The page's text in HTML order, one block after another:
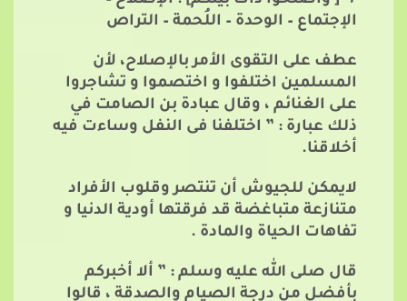
الإجتماع – الوحدة – اللُحمة – التراص
عطف على التقوى الأمر بالإصلاح، لأن
المسلمين اختلفوا و اختصموا و تشاجروا
على الغنائم ، وقال عبادة بن الصامت في
ذلك عبارة : ” اختلفنا فى النفل وساءت فيه
أخلاقنا.
لايمكن للجيوش أن تنتصر وقلوب الأفراد
متنازعة متباغضة قد فرقتها أودية الدنيا و
تفاهات الحياة والمادة .
قال صلى الله عليه وسلم : ” ألا أخبركم
بأفضل من درجة الصيام والصدقة ، قالوا